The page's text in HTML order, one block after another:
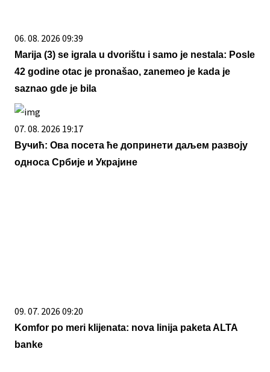
06. 08. 2026 09:39
Marija (3) se igrala u dvorištu i samo je nestala: Posle
42 godine otac je pronašao, zanemeo je kada je
saznao gde je bila
07. 08. 2026 19:17
Вучић: Ова посета ће допринети даљем развоју
односа Србије и Украјине
09. 07. 2026 09:20
Komfor po meri klijenata: nova linija paketa ALTA
banke